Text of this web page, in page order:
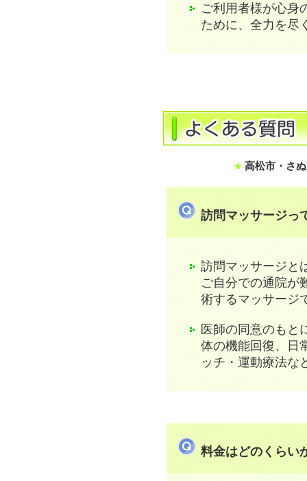
ご利用者様が心身
ために、全力を尽
高松市・さ
訪問マッサージっ
訪問マッサージと
ご自分での通院が
術するマッサージ
医師の同意のもと
体の機能回復、日
ッチ・運動療法な
料金はどのくらい